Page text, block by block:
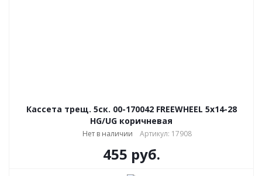
Кассета трещ. 5ск. 00-170042 FREEWHEEL 5х14-28
HG/UG коричневая
Нет в наличии Артикул: 17908
455 руб.